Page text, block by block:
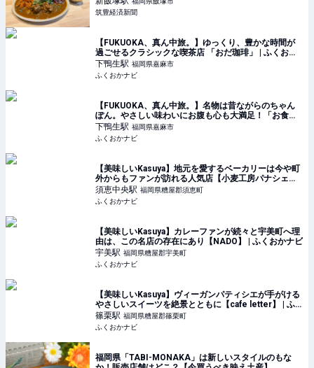
筑豊経済新聞
【FUKUOKA、真ん中旅。】ゆっくり、豊かな時間が
過ごせるクラシックな喫茶店 「おだ珈琲」 | ふくおか
ナビ
下鴨生駅 福岡県嘉麻市
ふくおかナビ
【FUKUOKA、真ん中旅。】名物は昔ながらのちゃん
ぽん。やさしい味わいにお腹も心も大満足！「お食事
処 味よし」 | ふくおかナビ
下鴨生駅 福岡県嘉麻市
ふくおかナビ
【美味しいKasuya】地元を愛するベーカリーは今や町
外からもファンが訪れる人気店【小麦工房パナシェ】 |
ふくおかナビ
須恵中央駅 福岡県糟屋郡須恵町
ふくおかナビ
【美味しいKasuya】カレーファンが続々と宇美町へ理
由は、この名店の存在にあり【NADO】 | ふくおかナビ
宇美駅 福岡県糟屋郡宇美町
ふくおかナビ
【美味しいKasuya】ヴィーガンパティシエが手がける
やさしいスイーツを絶景とともに【cafe letter】 | ふ
くおかナビ
篠栗駅 福岡県糟屋郡篠栗町
ふくおかナビ
福岡県「TABI-MONAKA」は新しいスタイルのもな